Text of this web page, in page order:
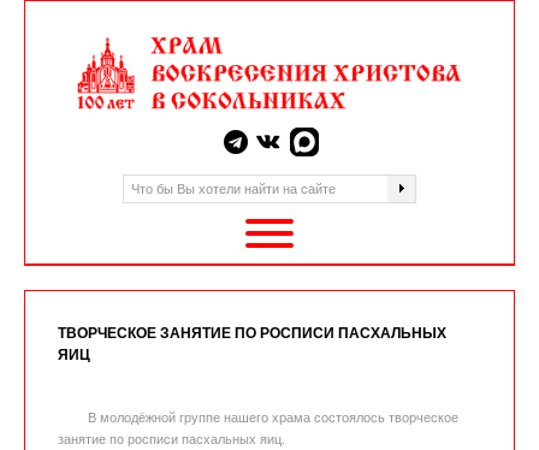
ТВОРЧЕСКОЕ ЗАНЯТИЕ ПО РОСПИСИ ПАСХАЛЬНЫХ
ЯИЦ
В молодёжной группе нашего храма состоялось творческое
занятие по росписи пасхальных яиц.